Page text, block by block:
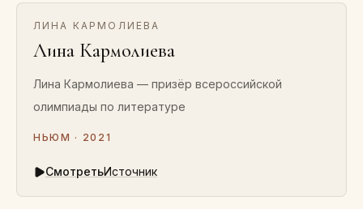
ЛИНА КАРМОЛИЕВА
Лина Кармолиева
Лина Кармолиева — призёр всероссийской
олимпиады по литературе
НЬЮМ · 2021
СмотретьИсточник